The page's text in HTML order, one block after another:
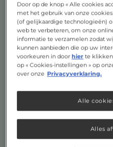
Lekker slapen en een
belangrijk voor onze
gezondheid. Als je
je uitgerust wakker,
Soms kun je na een
vermoeid zijn. Kan
Door op de knop « Alle cookies
met het gebruik van onze
(of gelijkaardige technologieën)
web te verbeteren, om onze
informatie te verzamelen zodat
kunnen aanbieden die op uw
voorkeuren in doorhier te
op « Cookies-instellingen » op
over onze Privacyverklaring.
Alles
Alle